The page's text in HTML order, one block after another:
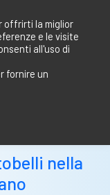
nella
offrirti la miglior
e le visite
all'uso di
fornire un